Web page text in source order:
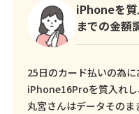
iPhoneを質
までの金額
25日のカード払いの為
iPhone16Proを質入れし
丸宮さんはデータその